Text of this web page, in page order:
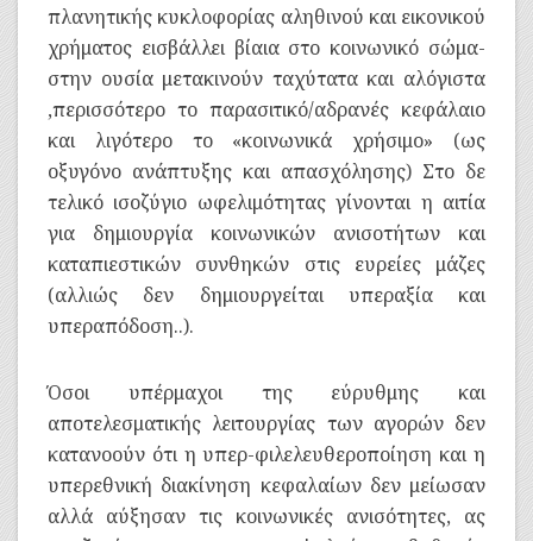
πλανητικής κυκλοφορίας αληθινού και εικονικού
χρήματος εισβάλλει βίαια στο κοινωνικό σώμα-
στην ουσία μετακινούν ταχύτατα και αλόγιστα
,περισσότερο το παρασιτικό/αδρανές κεφάλαιο
και λιγότερο το «κοινωνικά χρήσιμο» (ως
οξυγόνο ανάπτυξης και απασχόλησης) Στο δε
τελικό ισοζύγιο ωφελιμότητας γίνονται η αιτία
για δημιουργία κοινωνικών ανισοτήτων και
καταπιεστικών συνθηκών στις ευρείες μάζες
(αλλιώς δεν δημιουργείται υπεραξία και
υπεραπόδοση..).
Όσοι υπέρμαχοι της εύρυθμης και
αποτελεσματικής λειτουργίας των αγορών δεν
κατανοούν ότι η υπερ-φιλελευθεροποίηση και η
υπερεθνική διακίνηση κεφαλαίων δεν μείωσαν
αλλά αύξησαν τις κοινωνικές ανισότητες, ας